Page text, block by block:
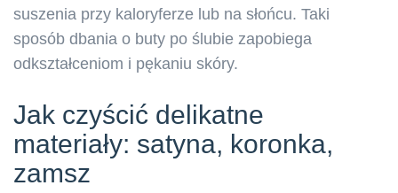
suszenia przy kaloryferze lub na słońcu. Taki
sposób dbania o buty po ślubie zapobiega
odkształceniom i pękaniu skóry.
Jak czyścić delikatne
materiały: satyna, koronka,
zamsz